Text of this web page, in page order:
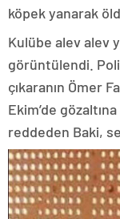
köpek yanarak
Kulübe alev alev
görüntülendi.
çıkaranın Ömer
Ekim’de
reddeden Baki,